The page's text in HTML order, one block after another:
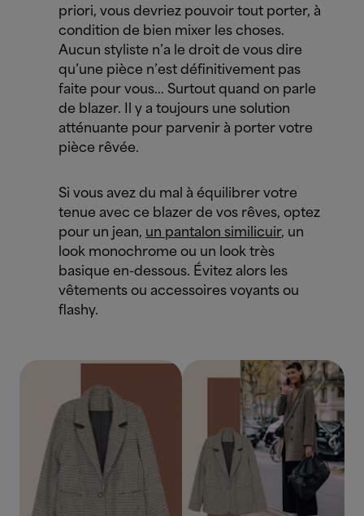
priori, vous devriez pouvoir tout porter, à
condition de bien mixer les choses.
Aucun styliste n’a le droit de vous dire
qu’une pièce n’est définitivement pas
faite pour vous… Surtout quand on parle
de blazer. Il y a toujours une solution
atténuante pour parvenir à porter votre
pièce rêvée.
Si vous avez du mal à équilibrer votre
tenue avec ce blazer de vos rêves, optez
pour un jean, un pantalon similicuir, un
look monochrome ou un look très
basique en-dessous. Évitez alors les
vêtements ou accessoires voyants ou
flashy.